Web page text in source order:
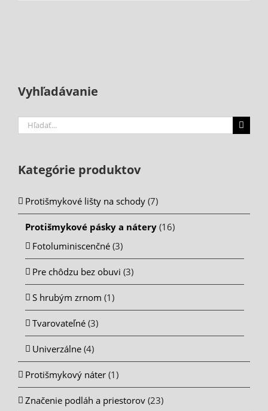
Vyhľadávanie
Hľadať
...
Kategórie produktov
Protišmykové lišty na schody (7)
Protišmykové pásky a nátery (16)
Fotoluminiscenčné (3)
Pre chôdzu bez obuvi (3)
S hrubým zrnom (1)
Tvarovateľné (3)
Univerzálne (4)
Protišmykový náter (1)
Značenie podláh a priestorov (23)